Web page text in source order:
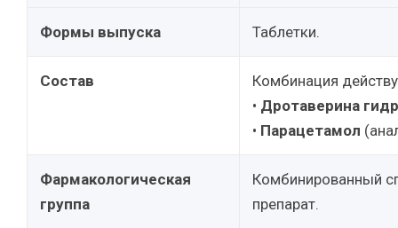
Формы выпуска Таблетки.
Состав
Комбинация
• Дротаверина
• Парацетамол
Фармакологическая
группа
Комбинированный
препарат.